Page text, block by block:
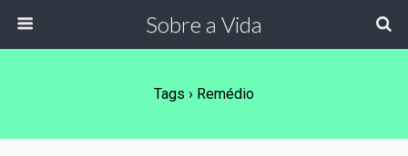
Sobre a Vida
Tags › Remédio